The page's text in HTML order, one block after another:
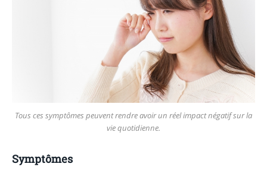
Tous ces symptômes peuvent rendre avoir un réel impact négatif sur la
vie quotidienne.
Symptômes